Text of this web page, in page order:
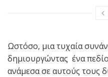
Ωστόσο, μια τυχαία
δημιουργώντας ένα
ανάμεσα σε αυτούς τους